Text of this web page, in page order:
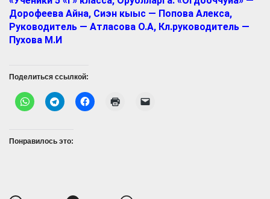
Дорофеева Айна, Сиэн кыыс — Попова Алекса,
Руководитель — Атласова О.А, Кл.руководитель —
Пухова М.И
Поделиться ссылкой:
Понравилось это: